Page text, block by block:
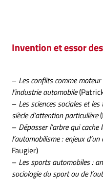
Invention et essor
– Les conflits comme
l’industrie automobile
– Les sciences sociales et
siècle d’attention particulière
– Dépasser l’arbre qui
l’automobilisme : enjeux
Faugier)
– Les sports automobiles :
sociologie du sport ou de